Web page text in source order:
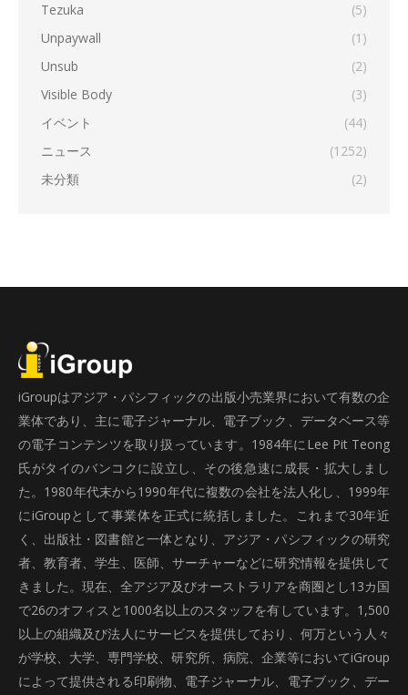
Tezuka
(5)
Unpaywall
(1)
Unsub
(2)
Visible Body
(3)
イベント
(44)
ニュース
(1252)
未分類
(2)
iGroupはアジア・パシフィックの出版小売業界において有数の企
業体であり、主に電子ジャーナル、電子ブック、データベース等
の電子コンテンツを取り扱っています。1984年にLee Pit Teong
氏がタイのバンコクに設立し、その後急速に成長・拡大しまし
た。1980年代末から1990年代に複数の会社を法人化し、1999年
にiGroupとして事業体を正式に統括しました。これまで30年近
く、出版社・図書館と一体となり、アジア・パシフィックの研究
者、教育者、学生、医師、サーチャーなどに研究情報を提供して
きました。現在、全アジア及びオーストラリアを商圏とし13カ国
で26のオフィスと1000名以上のスタッフを有しています。1,500
以上の組織及び法人にサービスを提供しており、何万という人々
が学校、大学、専門学校、研究所、病院、企業等においてiGroup
によって提供される印刷物、電子ジャーナル、電子ブック、デー